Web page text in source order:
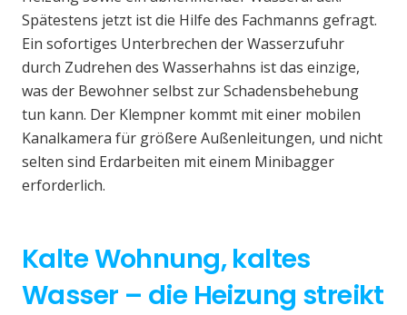
Spätestens jetzt ist die Hilfe des Fachmanns gefragt.
Ein sofortiges Unterbrechen der Wasserzufuhr
durch Zudrehen des Wasserhahns ist das einzige,
was der Bewohner selbst zur Schadensbehebung
tun kann. Der Klempner kommt mit einer mobilen
Kanalkamera für größere Außenleitungen, und nicht
selten sind Erdarbeiten mit einem Minibagger
erforderlich.
Kalte Wohnung, kaltes
Wasser – die Heizung streikt